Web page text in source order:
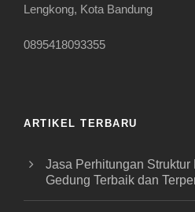
Lengkong, Kota Bandung
0895418093355
ARTIKEL TERBARU
Jasa Perhitungan Struktur
Gedung Terbaik dan